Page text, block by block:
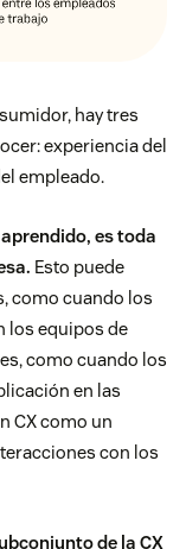
hay tres
experiencia del
empleado.
es toda
Esto puede
como cuando los
los equipos de
como cuando los
en las
CX como un
con los
de la CX